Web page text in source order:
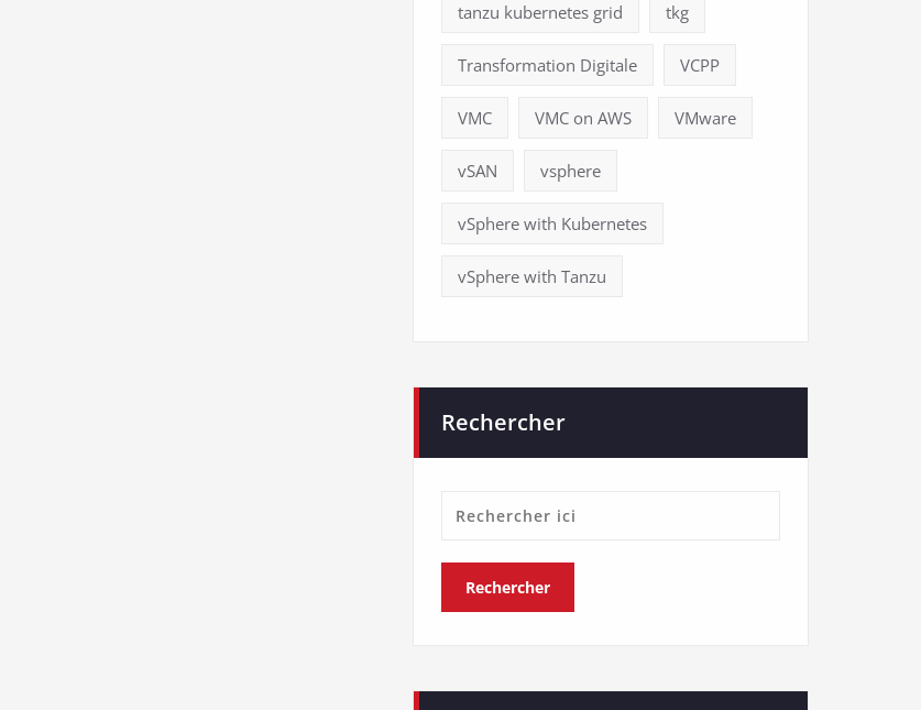
tanzu kubernetes grid tkg
Transformation Digitale VCPP
VMC VMC on AWS VMware
vSAN vsphere
vSphere with Kubernetes
vSphere with Tanzu
Rechercher